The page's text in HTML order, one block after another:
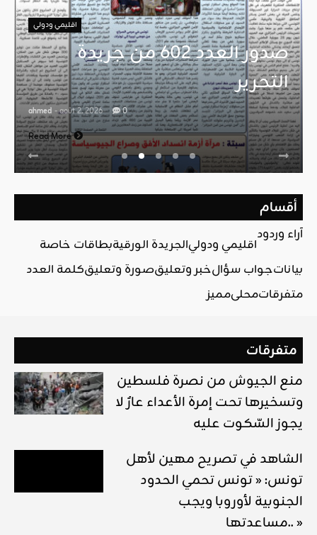
اقليمي ودولي
صدور العدد 602 من جريدة
التحرير
ahmed - août 2, 2026 0
Read More
أقسام
آراء وردود
اقليمي ودوليالجريدة الورقيةبطاقات خاصة
بياناتجواب سؤالخبر وتعليقصورة وتعليقكلمة العدد
متفرقاتمحليمميز
متفرقات
منع الجيوش من نصرة فلسطين
وتسخيرها تحت إمرة الأعداء عارٌ لا
يجوز السّكوت عليه
الشاهد في تصريح مهين لأهل
تونس: « تونس تحمي الحدود
الجنوبية لأوروبا ويجب
مساعدتها.. »